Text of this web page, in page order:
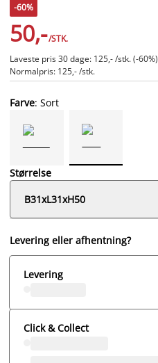
-60%
50,-/STK.
Laveste pris 30 dage: 125,- /stk. (-60%)
Normalpris: 125,- /stk.
Farve: Sort
Størrelse
B31xL31xH50
Levering eller afhentning?
Levering
Click & Collect